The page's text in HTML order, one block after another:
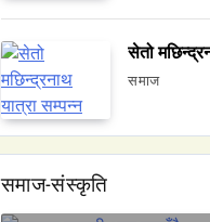
सेतो
समाज
समाज-संस्कृति
नेपालको वन्यजन्तु पर्यटन
May 8,